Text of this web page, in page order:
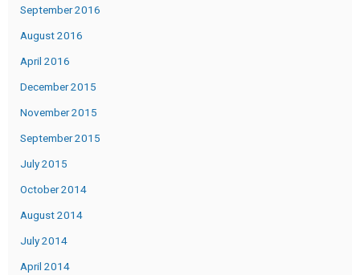
September 2016
August 2016
April 2016
December 2015
November 2015
September 2015
July 2015
October 2014
August 2014
July 2014
April 2014